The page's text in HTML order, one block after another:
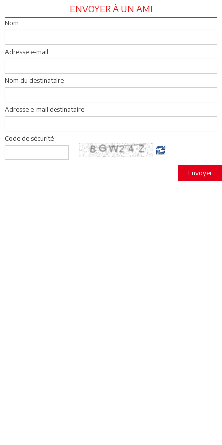
ENVOYER À UN AMI
Nom
Adresse e-mail
Nom du destinataire
Adresse e-mail destinataire
Code de sécurité
Envoyer